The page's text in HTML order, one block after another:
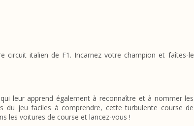
circuit italien de F1. Incarnez votre champion et faîtes-le
leur apprend également à reconnaître et à nommer les
du jeu faciles à comprendre, cette turbulente course de
les voitures de course et lancez-vous !